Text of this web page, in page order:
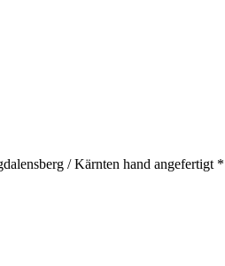
/ Kärnten hand